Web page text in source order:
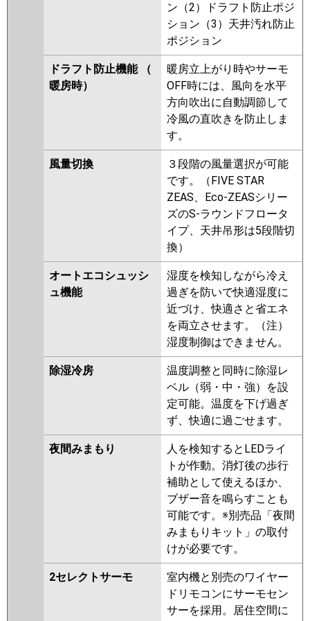
ン（2）ドラフト防止ポジ
ション（3）天井汚れ防止
ポジション
ドラフト防止機能 （
暖房時）
暖房立上がり時やサーモ
OFF時には、風向を水平
方向吹出に自動調節して
冷風の直吹きを防止しま
す。
風量切換
３段階の風量選択が可能
です。（FIVE STAR
ZEAS、Eco-ZEASシリー
ズのS-ラウンドフロータ
イプ、天井吊形は5段階切
換）
オートエコシュッシ
ュ機能
湿度を検知しながら冷え
過ぎを防いで快適湿度に
近づけ、快適さと省エネ
を両立させます。（注）
湿度制御はできません。
除湿冷房
温度調整と同時に除湿レ
ベル（弱・中・強）を設
定可能。温度を下げ過ぎ
ず、快適に過ごせます。
夜間みまもり
人を検知するとLEDライ
トが作動。消灯後の歩行
補助として使えるほか、
ブザー音を鳴らすことも
可能です。※別売品「夜間
みまもりキット」の取付
けが必要です。
2セレクトサーモ
室内機と別売のワイヤー
ドリモコンにサーモセン
サーを採用。居住空間に